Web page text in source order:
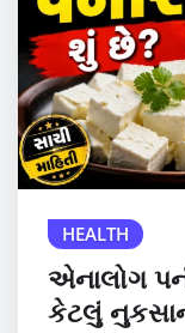
HEALTH
એનાલોગ
કેટલું